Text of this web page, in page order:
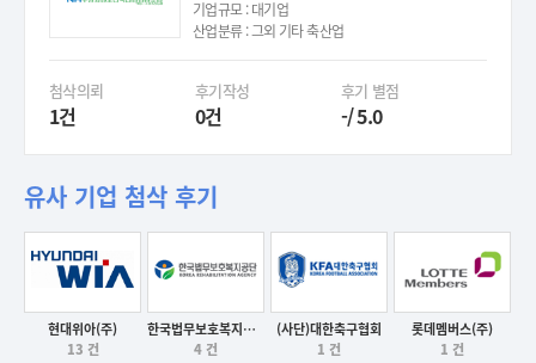
기업규모 : 대기업
산업분류 : 그외 기타 축산업
첨삭의뢰
1건
후기작성
0건
후기 별점
-/ 5.0
유사 기업 첨삭 후기
후기보기
현대위아(주)
13 건
후기보기
한국법무보호복지공단
4 건
후기보기
(사단)대한축구협회
1 건
후기보기
롯데멤버스(주)
1 건